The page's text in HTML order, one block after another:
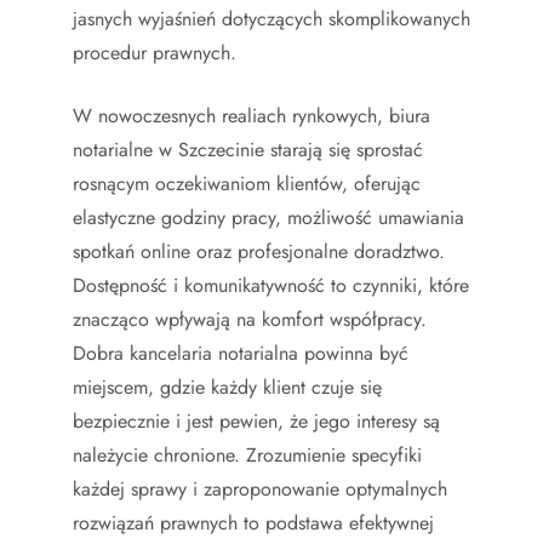
jasnych wyjaśnień dotyczących skomplikowanych
procedur prawnych.
W nowoczesnych realiach rynkowych, biura
notarialne w Szczecinie starają się sprostać
rosnącym oczekiwaniom klientów, oferując
elastyczne godziny pracy, możliwość umawiania
spotkań online oraz profesjonalne doradztwo.
Dostępność i komunikatywność to czynniki, które
znacząco wpływają na komfort współpracy.
Dobra kancelaria notarialna powinna być
miejscem, gdzie każdy klient czuje się
bezpiecznie i jest pewien, że jego interesy są
należycie chronione. Zrozumienie specyfiki
każdej sprawy i zaproponowanie optymalnych
rozwiązań prawnych to podstawa efektywnej